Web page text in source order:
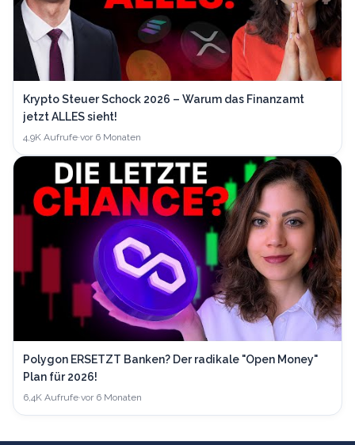
Krypto Steuer Schock 2026 – Warum das Finanzamt
jetzt ALLES sieht!
4,9K Aufrufe·vor 6 Monaten
Polygon ERSETZT Banken? Der radikale "Open Money"
Plan für 2026!
6,4K Aufrufe·vor 6 Monaten